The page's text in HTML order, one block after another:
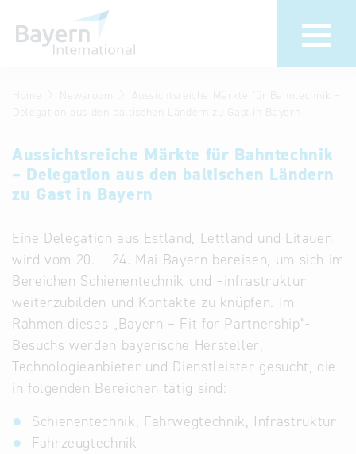
Wir über uns
Partner &
Wirtschaftsrepräsentanzen
Stellenangebote
Kontakt
Anfahrt
Treffen Sie uns am
Infostand
Termine &
30 Jahre
Bayern
Newsroom
Newsletter
Home Newsroom
Aussichtsreiche Märkte für Bahntechnik –
Delegation aus den baltischen Ländern zu Gast in Bayern
Aussichtsreiche Märkte für Bahntechnik
– Delegation aus den baltischen Ländern
zu Gast in Bayern
Eine Delegation aus Estland, Lettland und Litauen
wird vom 20. – 24. Mai Bayern bereisen, um sich im
Bereichen Schienentechnik und –infrastruktur
weiterzubilden und Kontakte zu knüpfen. Im
Rahmen dieses „Bayern – Fit for Partnership“-
Besuchs werden bayerische Hersteller,
Technologieanbieter und Dienstleister gesucht, die
in folgenden Bereichen tätig sind:
Schienentechnik, Fahrwegtechnik, Infrastruktur
Fahrzeugtechnik